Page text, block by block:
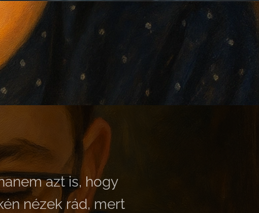
azt is, hogy
nézek rád, mert